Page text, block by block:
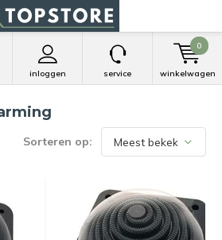
inloggen service winkelwagen
0
Sorteren op: